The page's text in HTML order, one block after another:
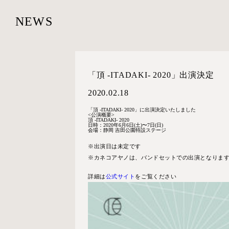
NEWS
「頂 -ITADAKI- 2020」出演決定
2020.02.18
「頂 -ITADAKI- 2020」に出演決定いたしました
<公演概要>
頂 -ITADAKI- 2020
日時：2020年6月6日(土)〜7日(日)
会場： 静岡 吉田公園特設ステージ
※出演日は未定です
※カネコアヤノは、バンドセットでの出演となりま
詳細は公式サイト をご覧ください